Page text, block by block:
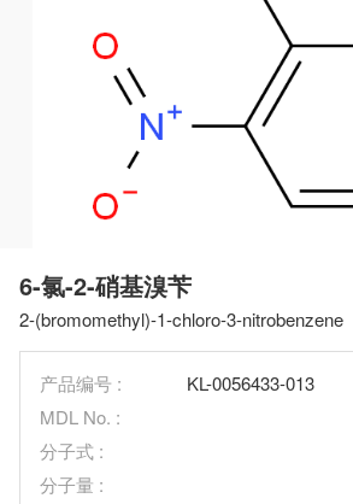
6-氯-2-硝基溴苄
2-(bromomethyl)-1-chloro-3-nitrobenzene
产品编号 :
KL-0056433-013
MDL No. :
分子式 :
分子量 :